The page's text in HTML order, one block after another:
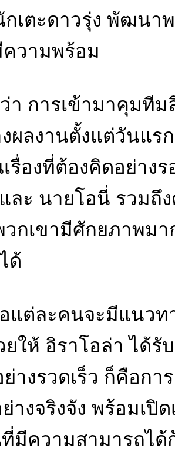
กเตะดาวรุ่ง พัฒนา
ความพร้อม
า การเข้ามาคุมทีม
ผลงานตั้งแต่วันแร
รื่องที่ต้องคิดอย่าง
ละ นายโอนี่ รวมถึ
วกเขามีศักยภาพม
ด้
แต่ละคนจะมีแนวท
ยให้ อิราโอล่า ได้
างรวดเร็ว ก็คือกา
างจริงจัง พร้อมเ
ที่มีความสามารถไ